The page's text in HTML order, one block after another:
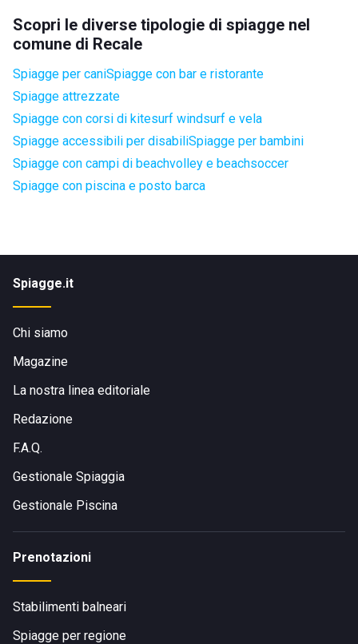
Scopri le diverse tipologie di spiagge nel
comune di Recale
Spiagge per caniSpiagge con bar e ristorante
Spiagge attrezzate
Spiagge con corsi di kitesurf windsurf e vela
Spiagge accessibili per disabiliSpiagge per bambini
Spiagge con campi di beachvolley e beachsoccer
Spiagge con piscina e posto barca
Spiagge.it
Chi siamo
Magazine
La nostra linea editoriale
Redazione
F.A.Q.
Gestionale Spiaggia
Gestionale Piscina
Prenotazioni
Stabilimenti balneari
Spiagge per regione